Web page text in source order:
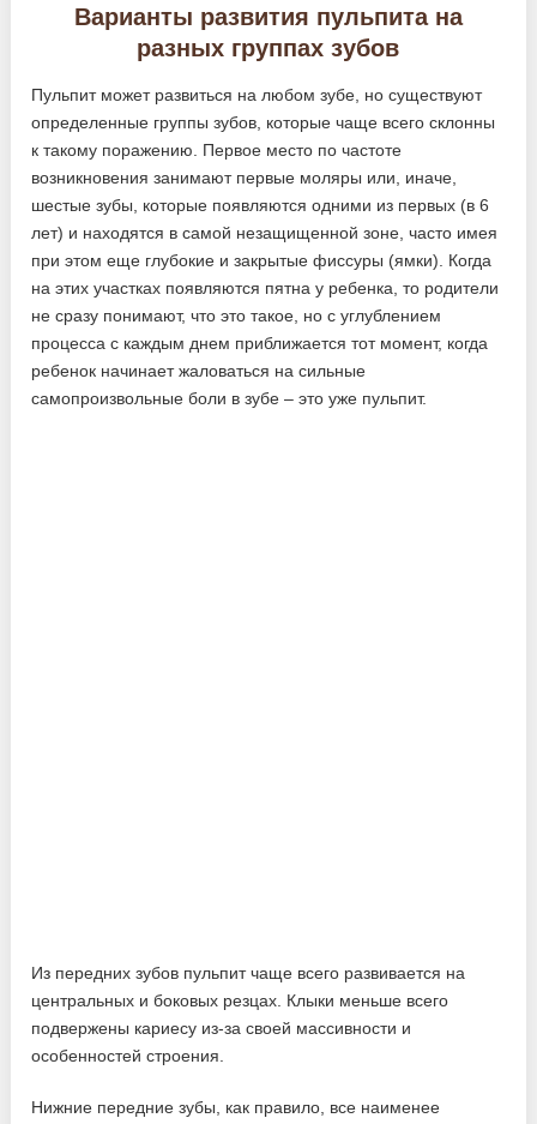
Варианты развития пульпита на
разных группах зубов
Пульпит может развиться на любом зубе, но существуют
определенные группы зубов, которые чаще всего склонны
к такому поражению. Первое место по частоте
возникновения занимают первые моляры или, иначе,
шестые зубы, которые появляются одними из первых (в 6
лет) и находятся в самой незащищенной зоне, часто имея
при этом еще глубокие и закрытые фиссуры (ямки). Когда
на этих участках появляются пятна у ребенка, то родители
не сразу понимают, что это такое, но с углублением
процесса с каждым днем приближается тот момент, когда
ребенок начинает жаловаться на сильные
самопроизвольные боли в зубе – это уже пульпит.
Из передних зубов пульпит чаще всего развивается на
центральных и боковых резцах. Клыки меньше всего
подвержены кариесу из-за своей массивности и
особенностей строения.
Нижние передние зубы, как правило, все наименее